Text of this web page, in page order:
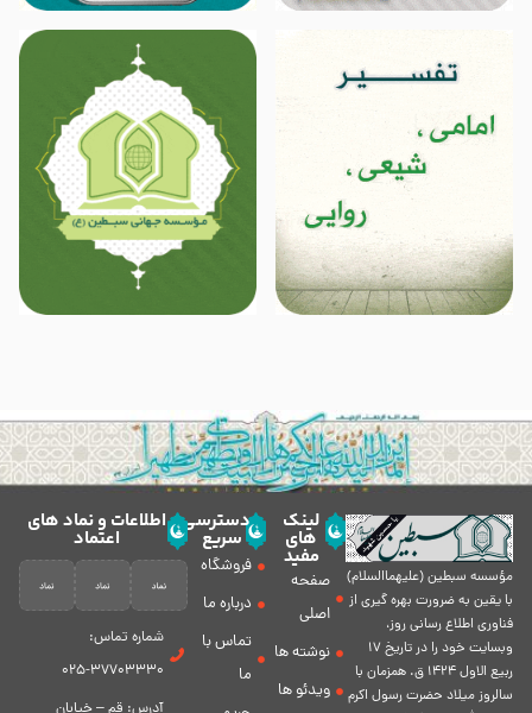
مؤسسه سبطين (عليهماالسلام)
با يقين به ضرورت بهره گیرى از
فناورى اطلاع رسانى روز،
وبسایت خود را در تاريخ 17
ربيع الاول 1424 ق. همزمان با
سالروز ميلاد حضرت رسول اكرم
لینک
های
مفید
صفحه
اصلی
نوشته ها
ویدئو ها
دسترسی
سریع
فروشگاه
درباره ما
تماس با
ما
اطلاعات و نماد های
اعتماد
شماره تماس:
37703330-025